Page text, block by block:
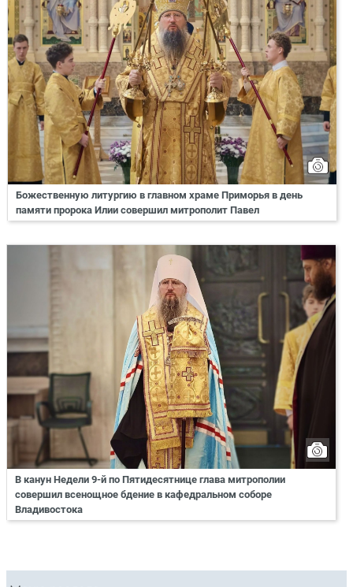
Божественную литургию в главном храме Приморья в день
памяти пророка Илии совершил митрополит Павел
В канун Недели 9-й по Пятидесятнице глава митрополии
совершил всенощное бдение в кафедральном соборе
Владивостока